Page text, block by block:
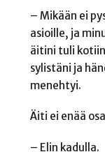
– Mikään ei
asioille, ja
äitini tuli
sylistäni ja
menehtyi.
Äiti ei enää
– Elin kadulla.